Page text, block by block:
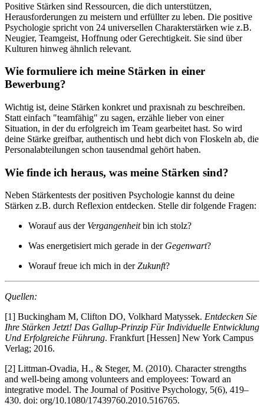
Positive Stärken sind Ressourcen, die dich unterstützen,
Herausforderungen zu meistern und erfüllter zu leben. Die positive
Psychologie spricht von 24 universellen Charakterstärken wie z.B.
Neugier, Teamgeist, Hoffnung oder Gerechtigkeit. Sie sind über
Kulturen hinweg ähnlich relevant.
Wie formuliere ich meine Stärken in einer
Bewerbung?
Wichtig ist, deine Stärken konkret und praxisnah zu beschreiben.
Statt einfach "teamfähig" zu sagen, erzähle lieber von einer
Situation, in der du erfolgreich im Team gearbeitet hast. So wird
deine Stärke greifbar, authentisch und hebt dich von Floskeln ab, die
Personalabteilungen schon tausendmal gehört haben.
Wie finde ich heraus, was meine Stärken sind?
Neben Stärkentests der positiven Psychologie kannst du deine
Stärken z.B. durch Reflexion entdecken. Stelle dir folgende Fragen:
Worauf aus der Vergangenheitbin ich stolz?
Was energetisiert mich gerade in der Gegenwart?
Worauf freue ich mich in derZukunft?
Quellen:
[1] Buckingham M, Clifton DO, Volkhard Matyssek. Entdecken Sie
Ihre Stärken Jetzt! Das Gallup-Prinzip Für Individuelle Entwicklung
Und Erfolgreiche Führung. Frankfurt [Hessen] New York Campus
Verlag; 2016.
[2] Littman-Ovadia, H., & Steger, M. (2010). Character strengths
and well-being among volunteers and employees: Toward an
integrative model. The Journal of Positive Psychology, 5(6), 419–
430. doi: org/10.1080/17439760.2010.516765.